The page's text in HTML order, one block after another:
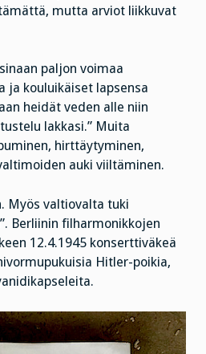
mutta arviot liikkuvat
paljon voimaa
ja kouluikäiset lapsensa
heidät veden alle niin
lakkasi.” Muita
hirttäytyminen,
auki viiltäminen.
Myös valtiovalta tuki
Berliinin filharmonikkojen
12.4.1945 konserttiväkeä
Hitler-poikia,